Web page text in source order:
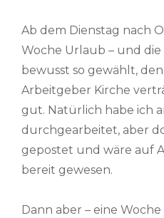
Ab dem Dienstag nach
Woche Urlaub – und
bewusst so gewählt,
Arbeitgeber Kirche
gut. Natürlich habe ich
durchgearbeitet, aber
gepostet und wäre auf
bereit gewesen.
Dann aber – eine